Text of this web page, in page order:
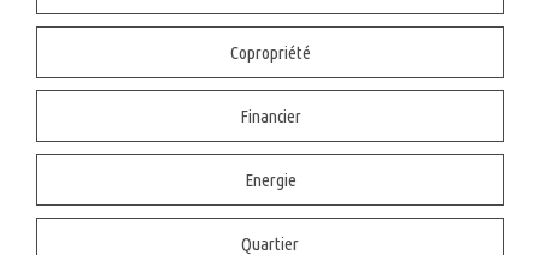
Copropriété
Financier
Energie
Quartier